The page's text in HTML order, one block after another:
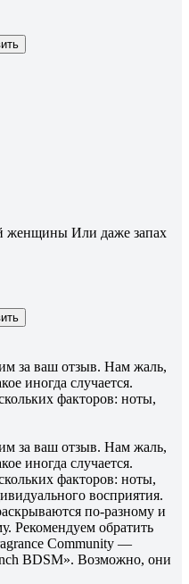
женщины Или даже запах
за ваш отзыв. Нам жаль,
иногда случается.
факторов: ноты,
за ваш отзыв. Нам жаль,
иногда случается.
факторов: ноты,
восприятия.
по-разному и
Рекомендуем обратить
Community —
BDSM». Возможно, они